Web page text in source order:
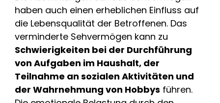
haben auch einen erheblichen Einfluss auf
die Lebensqualität der Betroffenen. Das
verminderte Sehvermögen kann zu
Schwierigkeiten bei der Durchführung
von Aufgaben im Haushalt, der
Teilnahme an sozialen Aktivitäten und
der Wahrnehmung von Hobbys führen.